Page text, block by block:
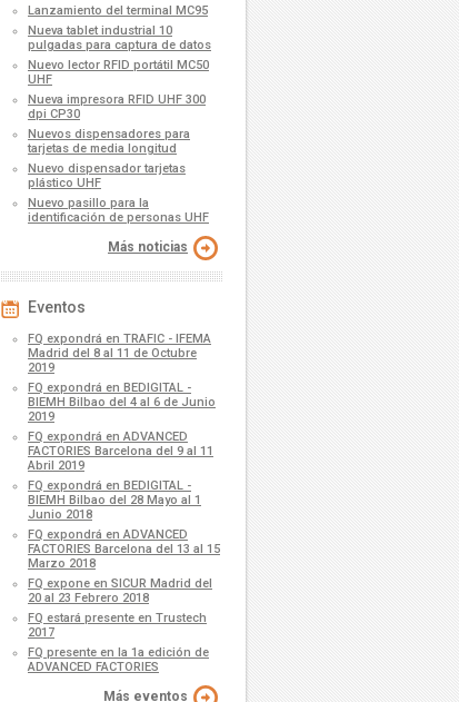
Lanzamiento del terminal MC95
Nueva tablet industrial 10
pulgadas para captura de datos
Nuevo lector RFID portátil MC50
UHF
Nueva impresora RFID UHF 300
dpi CP30
Nuevos dispensadores para
tarjetas de media longitud
Nuevo dispensador tarjetas
plástico UHF
Nuevo pasillo para la
identificación de personas UHF
Más noticias
Eventos
FQ expondrá en TRAFIC - IFEMA
Madrid del 8 al 11 de Octubre
2019
FQ expondrá en BEDIGITAL -
BIEMH Bilbao del 4 al 6 de Junio
2019
FQ expondrá en ADVANCED
FACTORIES Barcelona del 9 al 11
Abril 2019
FQ expondrá en BEDIGITAL -
BIEMH Bilbao del 28 Mayo al 1
Junio 2018
FQ expondrá en ADVANCED
FACTORIES Barcelona del 13 al 15
Marzo 2018
FQ expone en SICUR Madrid del
20 al 23 Febrero 2018
FQ estará presente en Trustech
2017
FQ presente en la 1a edición de
ADVANCED FACTORIES
Más eventos